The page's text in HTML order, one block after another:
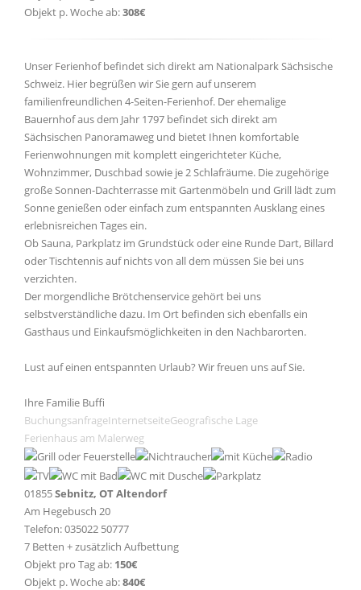
Objekt p. Woche ab:308€
Unser Ferienhof befindet sich direkt am Nationalpark Sächsische
Schweiz. Hier begrüßen wir Sie gern auf unserem
familienfreundlichen 4-Seiten-Ferienhof. Der ehemalige
Bauernhof aus dem Jahr 1797 befindet sich direkt am
Sächsischen Panoramaweg und bietet Ihnen komfortable
Ferienwohnungen mit komplett eingerichteter Küche,
Wohnzimmer, Duschbad sowie je 2 Schlafräume. Die zugehörige
große Sonnen-Dachterrasse mit Gartenmöbeln und Grill lädt zum
Sonne genießen oder einfach zum entspannten Ausklang eines
erlebnisreichen Tages ein.
Ob Sauna, Parkplatz im Grundstück oder eine Runde Dart, Billard
oder Tischtennis auf nichts von all dem müssen Sie bei uns
verzichten.
Der morgendliche Brötchenservice gehört bei uns
selbstverständliche dazu. Im Ort befinden sich ebenfalls ein
Gasthaus und Einkaufsmöglichkeiten in den Nachbarorten.
Lust auf einen entspannten Urlaub? Wir freuen uns auf Sie.
Ihre Familie Buffi
BuchungsanfrageInternetseiteGeografische Lage
Ferienhaus am Malerweg
01855Sebnitz, OT Altendorf
Am Hegebusch 20
Telefon: 035022 50777
7 Betten + zusätzlich Aufbettung
Objekt pro Tag ab: 150€
Objekt p. Woche ab:840€